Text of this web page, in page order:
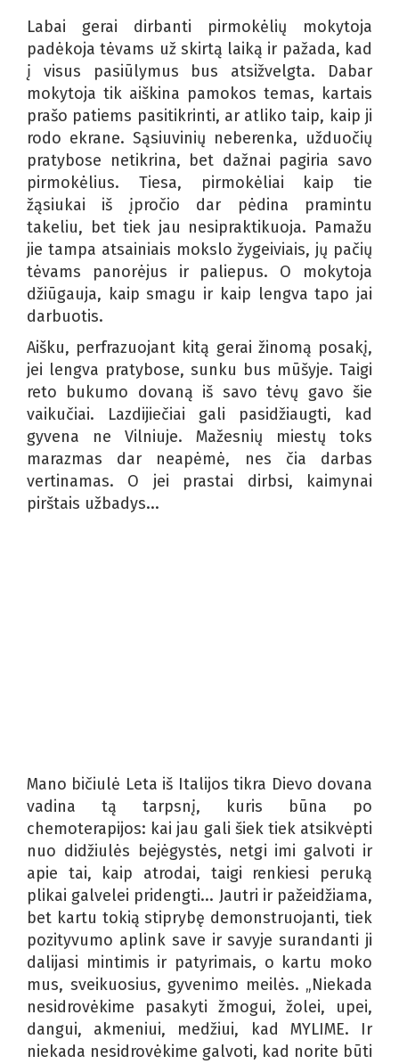
Labai gerai dirbanti pirmokėlių mokytoja
padėkoja tėvams už skirtą laiką ir pažada, kad
į visus pasiūlymus bus atsižvelgta. Dabar
mokytoja tik aiškina pamokos temas, kartais
prašo patiems pasitikrinti, ar atliko taip, kaip ji
rodo ekrane. Sąsiuvinių neberenka, užduočių
pratybose netikrina, bet dažnai pagiria savo
pirmokėlius. Tiesa, pirmokėliai kaip tie
žąsiukai iš įpročio dar pėdina pramintu
takeliu, bet tiek jau nesipraktikuoja. Pamažu
jie tampa atsainiais mokslo žygeiviais, jų pačių
tėvams panorėjus ir paliepus. O mokytoja
džiūgauja, kaip smagu ir kaip lengva tapo jai
darbuotis.
Aišku, perfrazuojant kitą gerai žinomą posakį,
jei lengva pratybose, sunku bus mūšyje. Taigi
reto bukumo dovaną iš savo tėvų gavo šie
vaikučiai. Lazdijiečiai gali pasidžiaugti, kad
gyvena ne Vilniuje. Mažesnių miestų toks
marazmas dar neapėmė, nes čia darbas
vertinamas. O jei prastai dirbsi, kaimynai
pirštais užbadys...
Mano bičiulė Leta iš Italijos tikra Dievo dovana
vadina tą tarpsnį, kuris būna po
chemoterapijos: kai jau gali šiek tiek atsikvėpti
nuo didžiulės bejėgystės, netgi imi galvoti ir
apie tai, kaip atrodai, taigi renkiesi peruką
plikai galvelei pridengti... Jautri ir pažeidžiama,
bet kartu tokią stiprybę demonstruojanti, tiek
pozityvumo aplink save ir savyje surandanti ji
dalijasi mintimis ir patyrimais, o kartu moko
mus, sveikuosius, gyvenimo meilės. „Niekada
nesidrovėkime pasakyti žmogui, žolei, upei,
dangui, akmeniui, medžiui, kad MYLIME. Ir
niekada nesidrovėkime galvoti, kad norite būti